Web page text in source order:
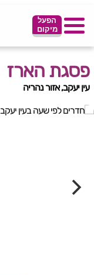
הפעל
מיקום
פסגת הארז
עין יעקב, אזור נהריה